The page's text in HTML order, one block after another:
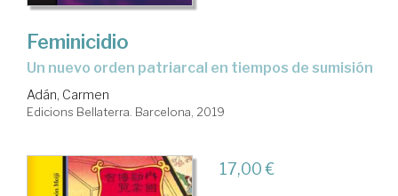
Feminicidio
un nuevo orden patriarcal en tiempos de sumisión
Adán, Carmen
Edicions Bellaterra. Barcelona, 2019
17,00 €